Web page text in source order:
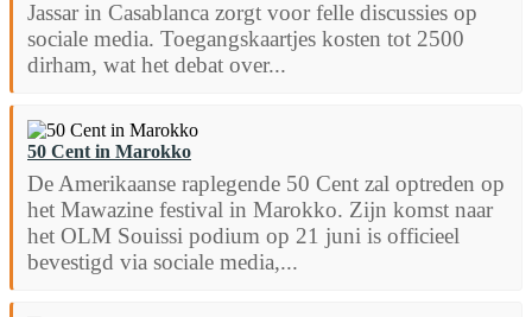
Jassar in Casablanca zorgt voor felle discussies op
sociale media. Toegangskaartjes kosten tot 2500
dirham, wat het debat over...
50 Cent in Marokko
De Amerikaanse raplegende 50 Cent zal optreden op
het Mawazine festival in Marokko. Zijn komst naar
het OLM Souissi podium op 21 juni is officieel
bevestigd via sociale media,...